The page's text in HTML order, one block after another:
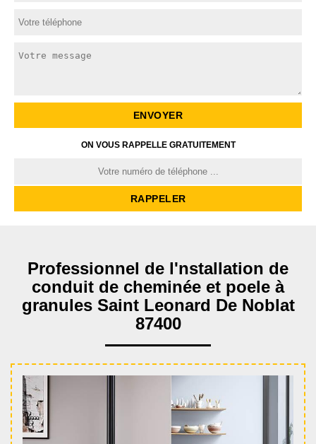
ON VOUS RAPPELLE GRATUITEMENT
Professionnel de l'nstallation de
conduit de cheminée et poele à
granules Saint Leonard De Noblat
87400